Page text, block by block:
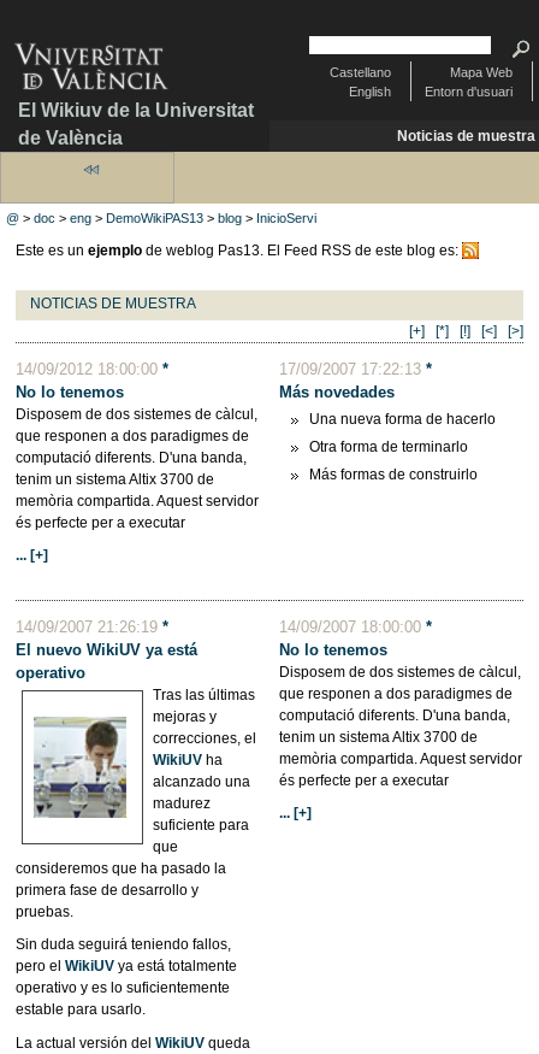
El Wikiuv de la Universitat
de València
Mapa Web
Entorn d'usuari
Castellano
English
Noticias de muestra
@ >doc >eng >DemoWikiPAS13 >blog > InicioServi
Este es un ejemplode weblog Pas13. El Feed RSS de este blog es:
NOTICIAS DE MUESTRA
[+]
[*] [!] [<] [>]
14/09/2012 18:00:00 *
No lo tenemos
Disposem de dos sistemes de càlcul,
que responen a dos paradigmes de
computació diferents. D'una banda,
tenim un sistema Altix 3700 de
memòria compartida. Aquest servidor
és perfecte per a executar
... [+]
17/09/2007 17:22:13*
Más novedades
Una nueva forma de hacerlo
Otra forma de terminarlo
Más formas de construirlo
14/09/2007 21:26:19 *
El nuevo WikiUV ya está
operativo
Tras las últimas
mejoras y
correcciones, el
WikiUVha
alcanzado una
madurez
suficiente para
que
consideremos que ha pasado la
primera fase de desarrollo y
pruebas.
Sin duda seguirá teniendo fallos,
pero el WikiUVya está totalmente
operativo y es lo suficientemente
estable para usarlo.
La actual versión del WikiUVqueda
14/09/2007 18:00:00*
No lo tenemos
Disposem de dos sistemes de càlcul,
que responen a dos paradigmes de
computació diferents. D'una banda,
tenim un sistema Altix 3700 de
memòria compartida. Aquest servidor
és perfecte per a executar
... [+]